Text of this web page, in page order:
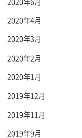
2020年4月
2020年3月
2020年2月
2020年1月
2019年12月
2019年11月
2019年9月